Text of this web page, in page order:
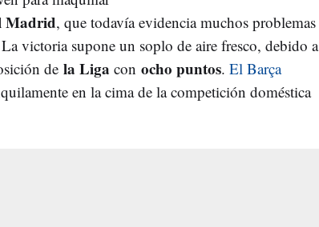
Madrid, que todavía evidencia muchos problemas
victoria supone un soplo de aire fresco, debido a
de la Liga con ocho puntos. El Barça
en la cima de la competición doméstica